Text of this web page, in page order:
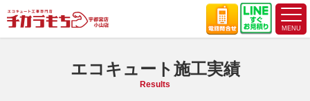
エコキュート施工実績
Results